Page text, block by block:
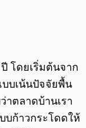
โดยเริ่มต้นจาก
บเน้นปัจจัยพื้น
าตลาดบ้านเรา
บก้าวกระโดดให้